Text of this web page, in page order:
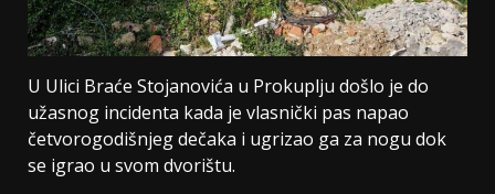
U Ulici Braće Stojanovića u Prokuplju došlo je do
užasnog incidenta kada je vlasnički pas napao
četvorogodišnjeg dečaka i ugrizao ga za nogu dok
se igrao u svom dvorištu.